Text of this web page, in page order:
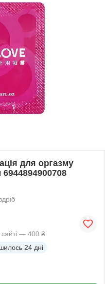
для оргазму
— 400 ₴
24 дні